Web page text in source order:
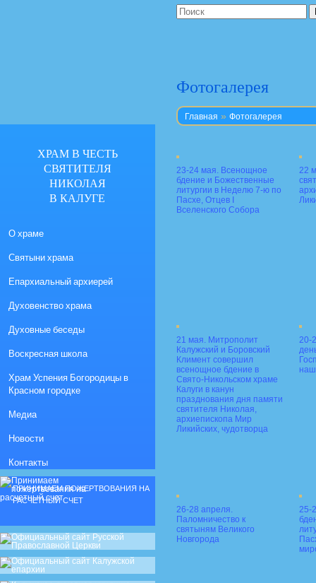
Фотогалерея
Главная » Фотогалерея
23-24 мая. Всенощное
бдение и Божественные
литургии в Неделю 7-ю по
Пасхе, Отцев I
Вселенского Собора
22
21 мая. Митрополит
Калужский и Боровский
Климент совершил
всенощное бдение в
Свято-Никольском храме
Калуги в канун
празднования дня памяти
святителя Николая,
архиепископа Мир
Ликийских, чудотворца
20-
26-28 апреля.
Паломничество к
святыням Великого
Новгорода
25-
ХРАМ В ЧЕСТЬ
СВЯТИТЕЛЯ
НИКОЛАЯ
В КАЛУГЕ
О храме
Святыни храма
Епархиальный архиерей
Духовенство храма
Духовные беседы
Воскресная школа
Храм Успения Богородицы в
Красном городке
Медиа
Новости
Контакты
ПРИНИМАЕМ ПОЖЕРТВОВАНИЯ НА
РАСЧЕТНЫЙ СЧЕТ